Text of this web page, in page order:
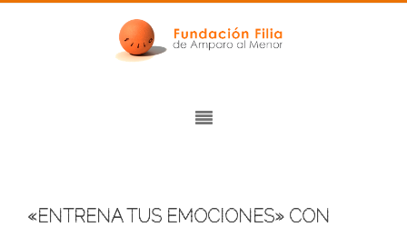
«ENTRENA TUS EMOCIONES» CON